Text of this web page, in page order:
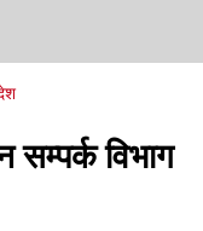
स्वतंत्रता दिवस समारोह, CM
दिखाएंगे जौहर, 11 से 13 सितंबर
विभाग